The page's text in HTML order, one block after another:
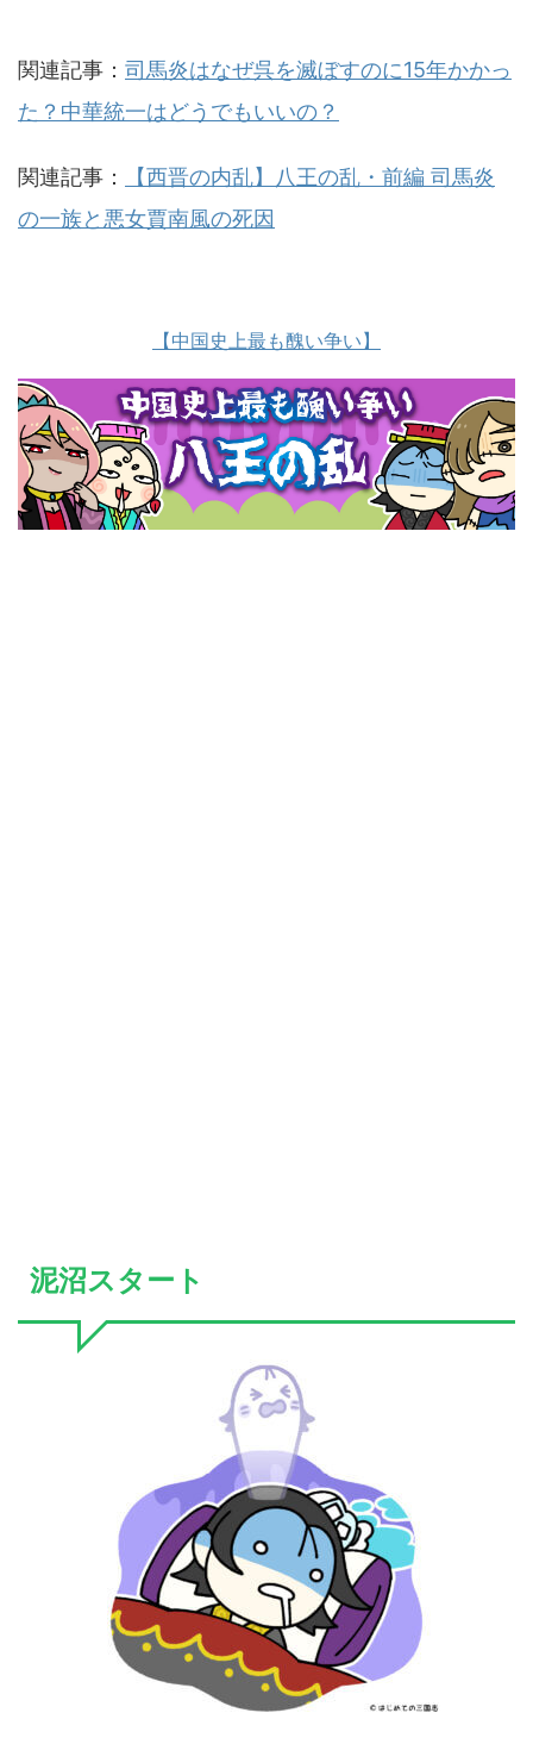
関連記事： 司馬炎はなぜ呉を滅ぼすのに15年かかっ
た？中華統一はどうでもいいの？
関連記事：
【西晋の内乱】八王の乱・前編 司馬炎
の一族と悪女賈南風の死因
【中国史上最も醜い争い】
泥沼スタート